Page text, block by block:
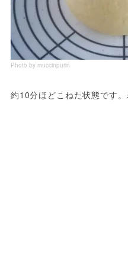
Photo by muccinpurin
約10分ほどこねた状態です